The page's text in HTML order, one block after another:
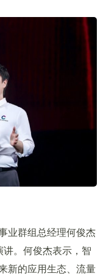
业群组总经理何俊杰
讲。何俊杰表示，智
新的应用生态、流量